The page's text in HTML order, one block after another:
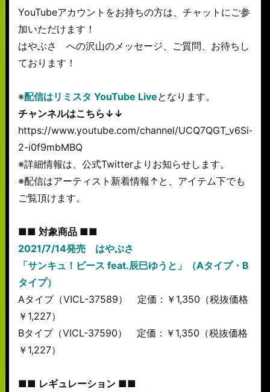
YouTubeアカウントをお持ちの方は、チャットにご参
加いただけます！
はやぶさ への沢山のメッセージ、ご質問、お待ちし
ております！
※配信はリミスタ YouTube Liveとなります。
チャンネルはこちら↓↓
https://www.youtube.com/channel/UCQ7QGT_v6Si-
2-i0f9mbMBQ
※詳細情報は、公式Twitterよりお知らせします。
※配信はアーティスト新着情報↑と、アイテム下でも
ご覧頂けます。
■■ 対象商品 ■■
2021/7/14発売 はやぶさ
「サンキュ！ピース feat.辰巳ゆうと」（Aタイプ・B
タイプ）
Aタイプ（VICL-37589） 定価：￥1,350（税抜価格
￥1,227）
Bタイプ（VICL-37590） 定価：￥1,350（税抜価格
￥1,227）
■■ レギュレーション ■■